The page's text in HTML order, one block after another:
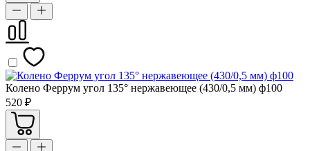
Колено Феррум угол 135° нержавеющее (430/0,5 мм) ф100
520 ₽